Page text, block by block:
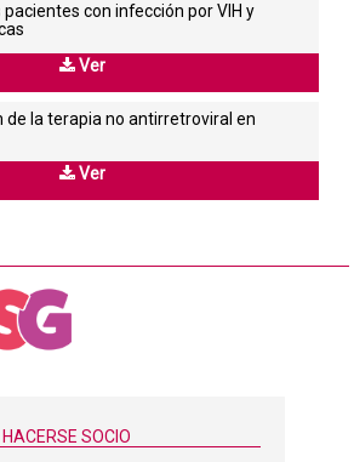
pacientes con infección por VIH y
Ver
de la terapia no antirretroviral en
Ver
HACERSE SOCIO